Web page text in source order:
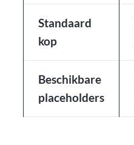
Standaard
kop
Beschikbare
placeholders